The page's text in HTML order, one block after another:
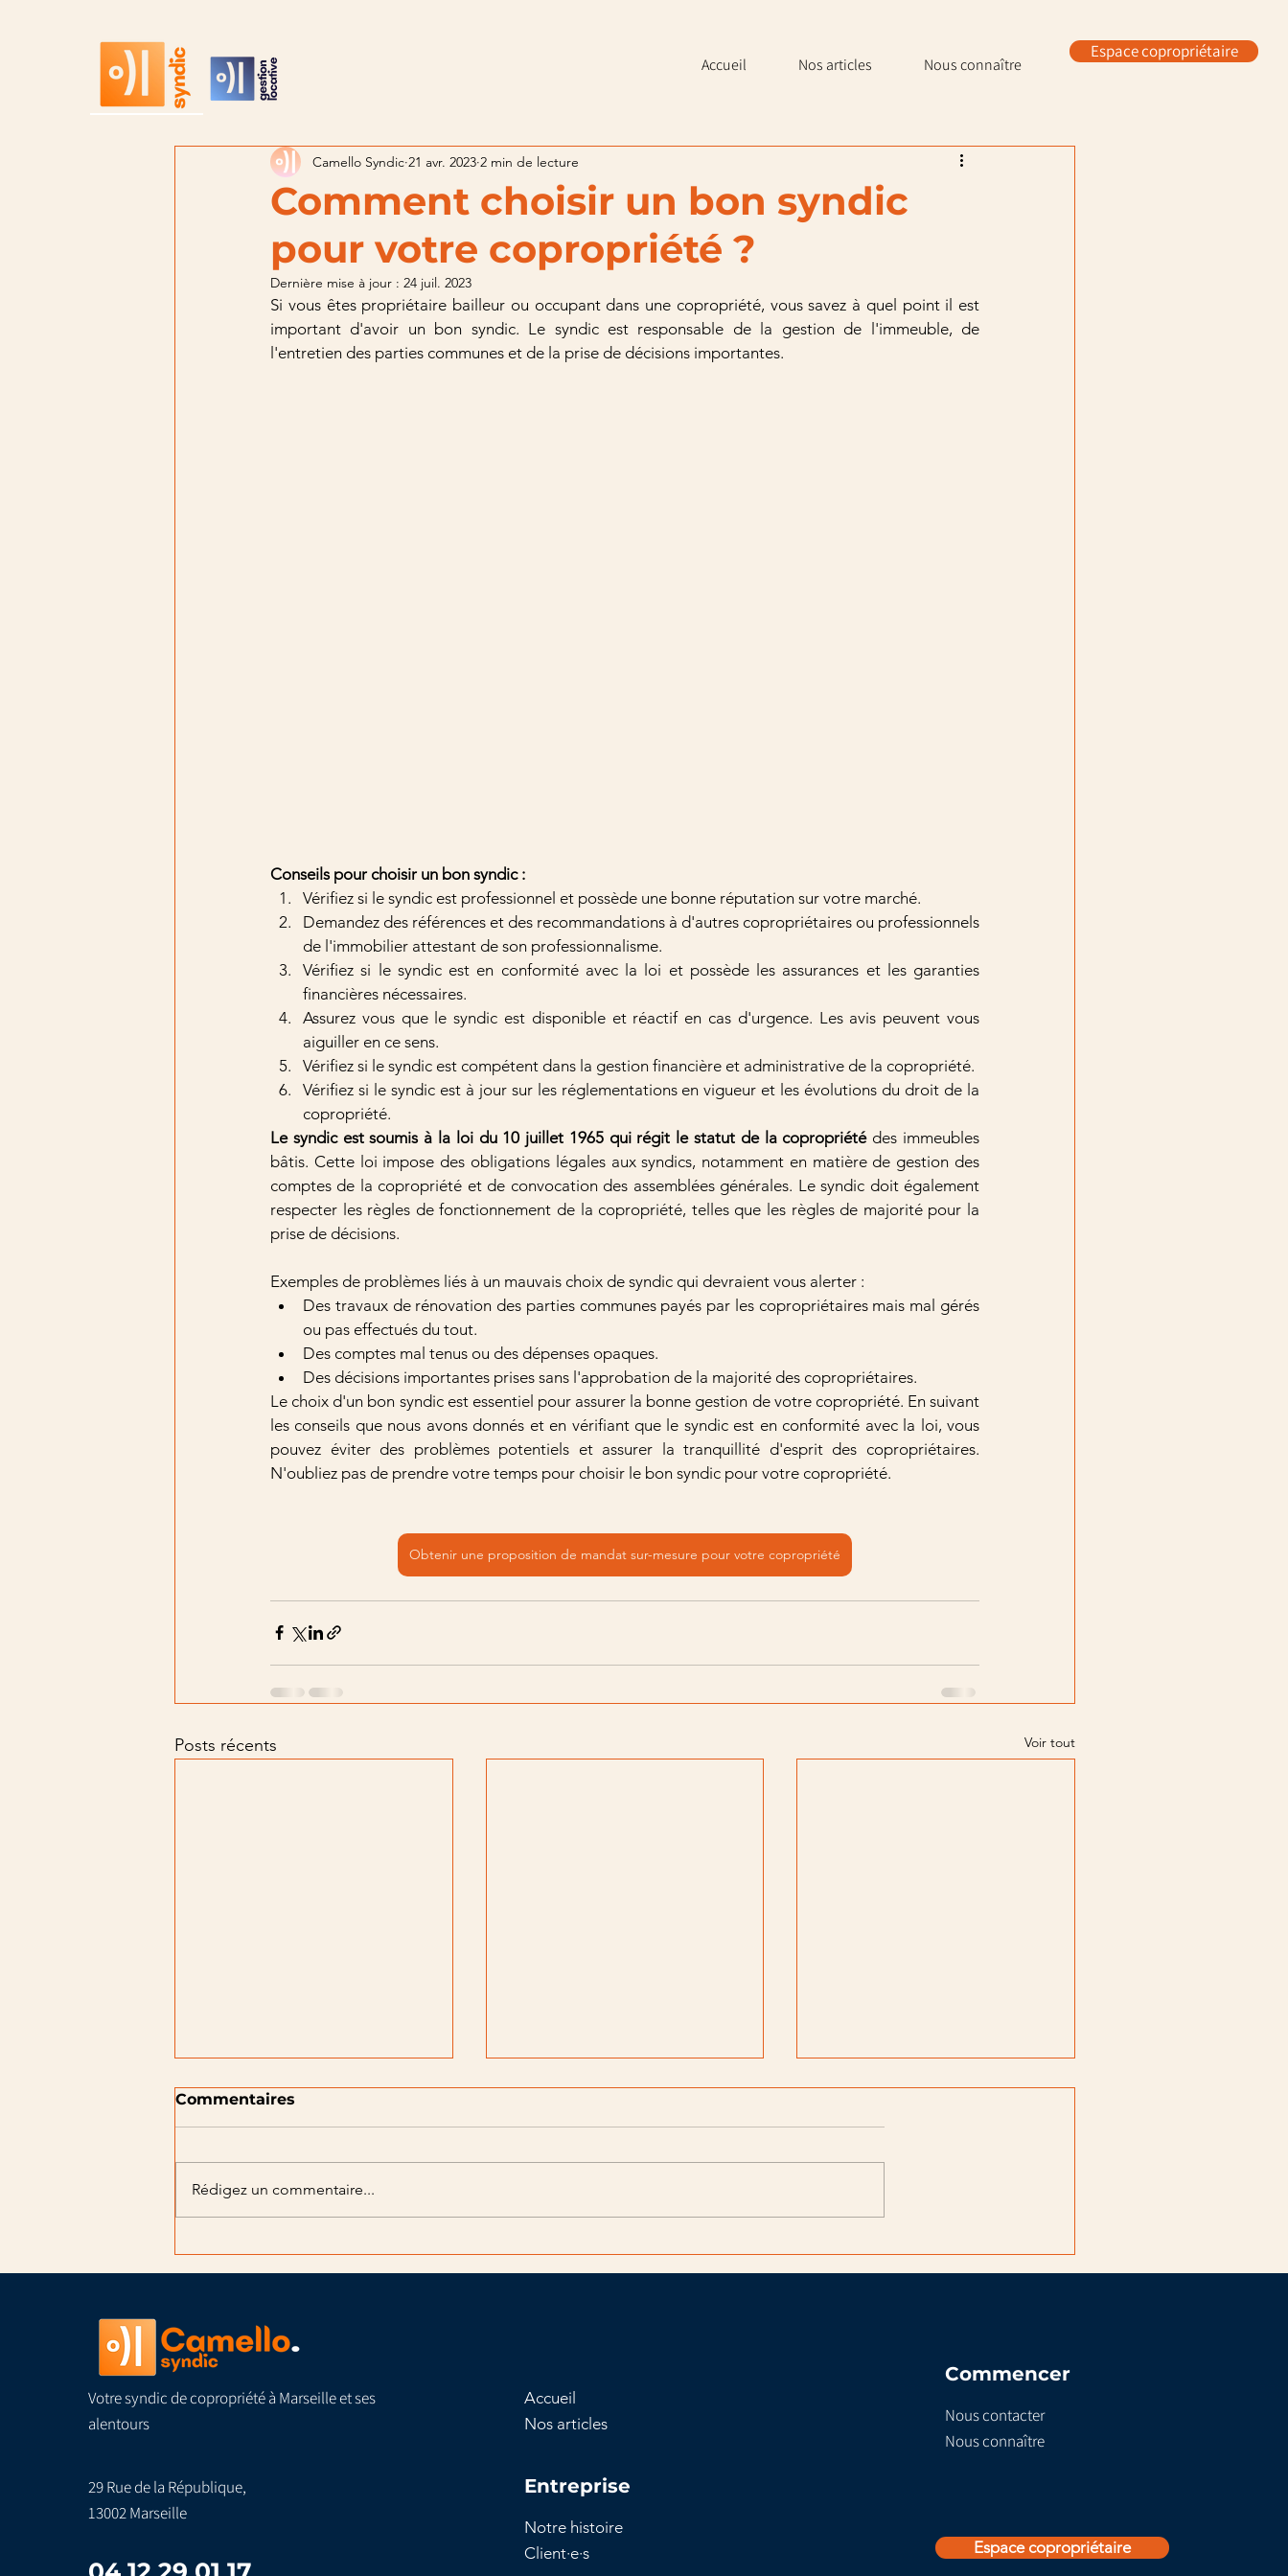
Accueil Nos articles Nous connaître
Espace copropriétaire
Comment choisir un bon syndic
pour votre copropriété ?
Camello Syndic 21 avr. 2023 2 min de lecture
Dernière mise à jour : 24 juil. 2023
Si vous êtes propriétaire bailleur ou occupant dans une copropriété, vous savez à quel point il est
important d'avoir un bon syndic. Le syndic est responsable de la gestion de l'immeuble, de
l'entretien des parties communes et de la prise de décisions importantes.
Conseils pour choisir un bon syndic :
Vérifiez si le syndic est professionnel et possède une bonne réputation sur votre marché.
Demandez des références et des recommandations à d'autres copropriétaires ou professionnels
de l'immobilier attestant de son professionnalisme.
Vérifiez si le syndic est en conformité avec la loi et possède les assurances et les garanties
financières nécessaires.
Assurez vous que le syndic est disponible et réactif en cas d'urgence. Les avis peuvent vous
aiguiller en ce sens.
Vérifiez si le syndic est compétent dans la gestion financière et administrative de la copropriété.
Vérifiez si le syndic est à jour sur les réglementations en vigueur et les évolutions du droit de la
copropriété.
Le syndic est soumis à la loi du 10 juillet 1965 qui régit le statut de la copropriété des immeubles
bâtis. Cette loi impose des obligations légales aux syndics, notamment en matière de gestion des
comptes de la copropriété et de convocation des assemblées générales. Le syndic doit également
respecter les règles de fonctionnement de la copropriété, telles que les règles de majorité pour la
prise de décisions.
Exemples de problèmes liés à un mauvais choix de syndic qui devraient vous alerter :
Des travaux de rénovation des parties communes payés par les copropriétaires mais mal gérés
ou pas effectués du tout.
Des comptes mal tenus ou des dépenses opaques.
Des décisions importantes prises sans l'approbation de la majorité des copropriétaires.
Le choix d'un bon syndic est essentiel pour assurer la bonne gestion de votre copropriété. En suivant
les conseils que nous avons donnés et en vérifiant que le syndic est en conformité avec la loi, vous
pouvez éviter des problèmes potentiels et assurer la tranquillité d'esprit des copropriétaires.
N'oubliez pas de prendre votre temps pour choisir le bon syndic pour votre copropriété.
Obtenir une proposition de mandat sur-mesure pour votre copropriété
Posts récents Voir tout
non : ce que les bailleurs
comprendre l'appel de
des eaux : du constat
Commentaires
Rédigez un commentaire...
Votre syndic de copropriété à Marseille et ses
alentours
29 Rue de la République,
13002 Marseille
Accueil
Nos articles
Entreprise
Notre histoire
Client·e·s
Commencer
Nous contacter
Nous connaître
Espace copropriétaire